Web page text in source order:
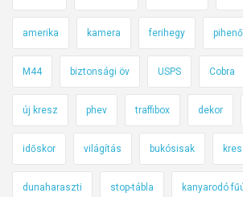
amerika kamera ferihegy
M44 biztonsági öv USPS Cobra
új kresz phev traffibox dekor
időskor világítás bukósisak
dunaharaszti stop-tábla kanyarodó